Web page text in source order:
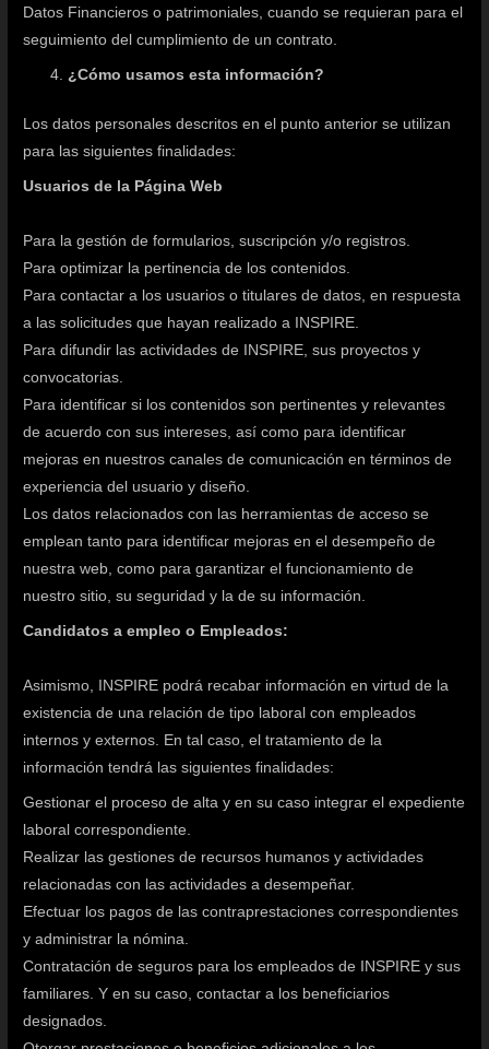
Datos Financieros o patrimoniales, cuando se requieran para el
seguimiento del cumplimiento de un contrato.
¿Cómo usamos esta información?
Los datos personales descritos en el punto anterior se utilizan
para las siguientes finalidades:
Usuarios de la Página Web
Para la gestión de formularios, suscripción y/o registros.
Para optimizar la pertinencia de los contenidos.
Para contactar a los usuarios o titulares de datos, en respuesta
a las solicitudes que hayan realizado a INSPIRE.
Para difundir las actividades de INSPIRE, sus proyectos y
convocatorias.
Para identificar si los contenidos son pertinentes y relevantes
de acuerdo con sus intereses, así como para identificar
mejoras en nuestros canales de comunicación en términos de
experiencia del usuario y diseño.
Los datos relacionados con las herramientas de acceso se
emplean tanto para identificar mejoras en el desempeño de
nuestra web, como para garantizar el funcionamiento de
nuestro sitio, su seguridad y la de su información.
Candidatos a empleo o Empleados:
Asimismo, INSPIRE podrá recabar información en virtud de la
existencia de una relación de tipo laboral con empleados
internos y externos. En tal caso, el tratamiento de la
información tendrá las siguientes finalidades:
Gestionar el proceso de alta y en su caso integrar el expediente
laboral correspondiente.
Realizar las gestiones de recursos humanos y actividades
relacionadas con las actividades a desempeñar.
Efectuar los pagos de las contraprestaciones correspondientes
y administrar la nómina.
Contratación de seguros para los empleados de INSPIRE y sus
familiares. Y en su caso, contactar a los beneficiarios
designados.